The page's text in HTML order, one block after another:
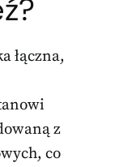
łączna,
z
co